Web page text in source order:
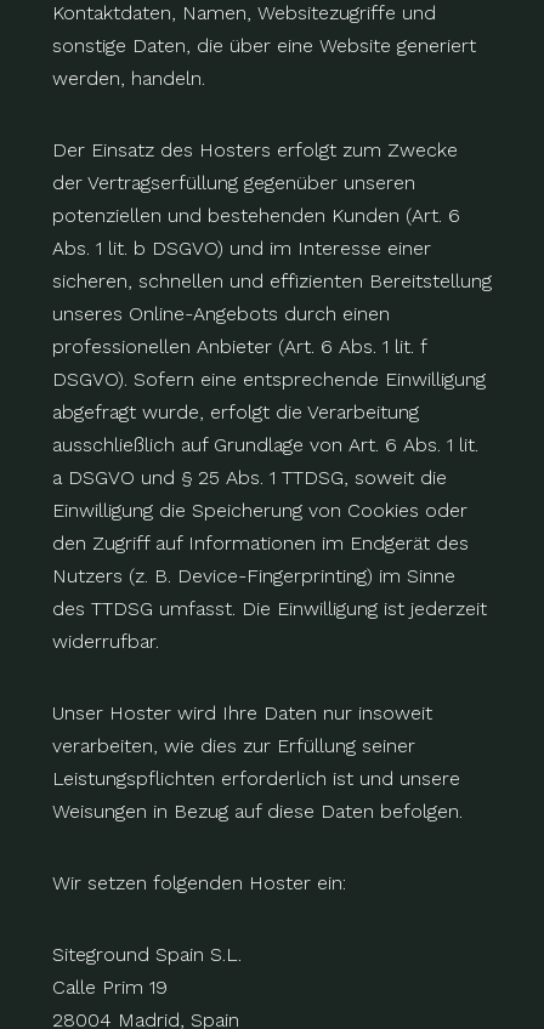
Kontaktdaten, Namen, Websitezugriffe und
sonstige Daten, die über eine Website generiert
werden, handeln.
Der Einsatz des Hosters erfolgt zum Zwecke
der Vertragserfüllung gegenüber unseren
potenziellen und bestehenden Kunden (Art. 6
Abs. 1 lit. b DSGVO) und im Interesse einer
sicheren, schnellen und effizienten Bereitstellung
unseres Online-Angebots durch einen
professionellen Anbieter (Art. 6 Abs. 1 lit. f
DSGVO). Sofern eine entsprechende Einwilligung
abgefragt wurde, erfolgt die Verarbeitung
ausschließlich auf Grundlage von Art. 6 Abs. 1 lit.
a DSGVO und § 25 Abs. 1 TTDSG, soweit die
Einwilligung die Speicherung von Cookies oder
den Zugriff auf Informationen im Endgerät des
Nutzers (z. B. Device-Fingerprinting) im Sinne
des TTDSG umfasst. Die Einwilligung ist jederzeit
widerrufbar.
Unser Hoster wird Ihre Daten nur insoweit
verarbeiten, wie dies zur Erfüllung seiner
Leistungspflichten erforderlich ist und unsere
Weisungen in Bezug auf diese Daten befolgen.
Wir setzen folgenden Hoster ein:
Siteground Spain S.L.
Calle Prim 19
28004 Madrid, Spain